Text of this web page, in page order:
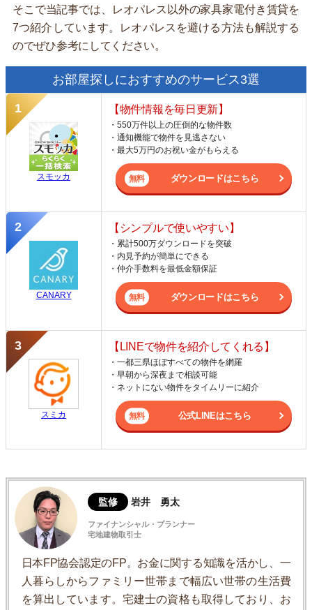
そこで当記事では、レオパレス以外の家具家電付き賃貸を
7つ紹介しています。レオパレスを避ける方法も解説する
のでぜひ参考にしてください。
お部屋探しにおすすめのサービス3選
スモッカ
【物件情報を毎日更新】
・550万件以上の圧倒的な物件数
・通知機能で物件を見逃さない
・最大5万円のお祝い金がもらえる
ダウンロードはこちら
CANARY
【シンプルで使いやすい】
・累計500万ダウンロードを突破
・内見予約が簡単にできる
・仲介手数料を最低金額保証
ダウンロードはこちら
スミカ
【LINEで物件を紹介してくれる】
・一都三県ほぼすべての物件を網羅
・早朝から深夜まで相談可能
・ネットにない物件をタイムリーに紹介
公式LINEはこちら
監修 岩井 勇太
ファイナンシャル・プランナー
宅地建物取引士
日本FP協会認定のFP。お金に関する知識を活かし、一
人暮らしからファミリー世帯まで幅広い世帯の生活費
を算出しています。宅建士の資格も取得しており、お